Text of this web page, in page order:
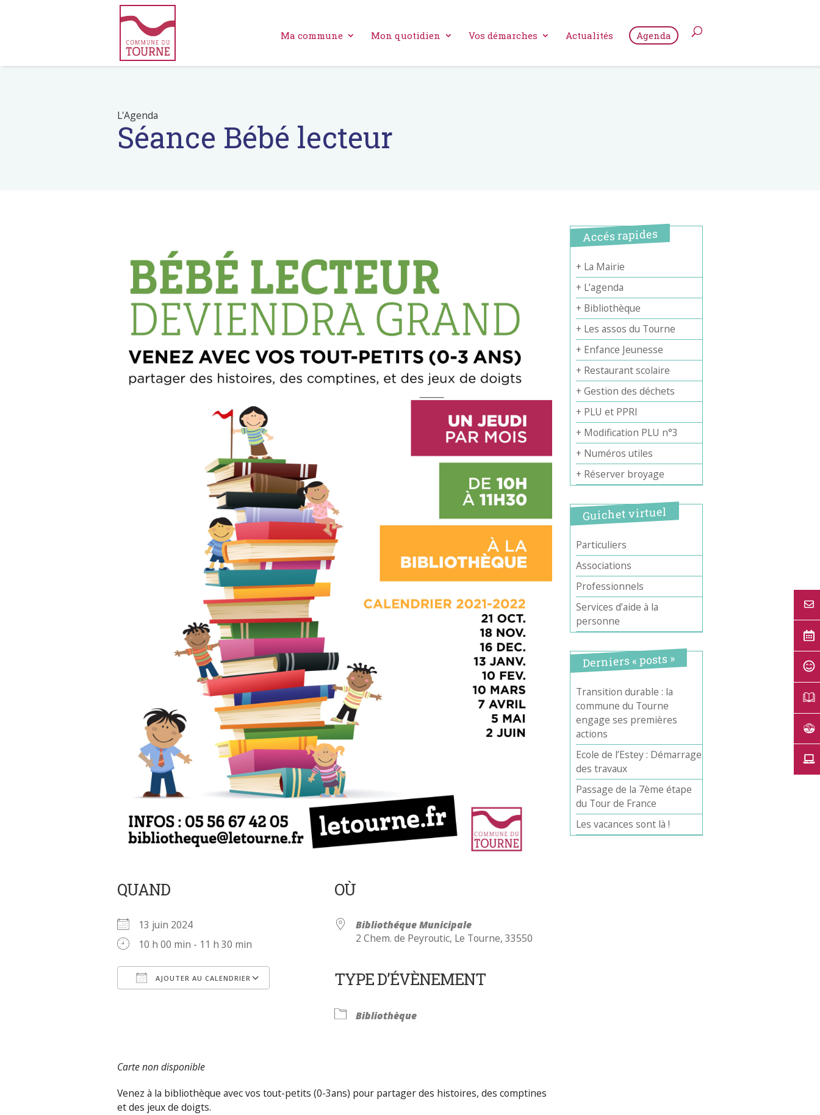
Ma commune Mon quotidien Vos démarches Actualités Agenda
L'Agenda
Séance Bébé lecteur
QUAND
13 juin 2024
10 h 00 min - 11 h 30 min
AJOUTER AU CALENDRIER
OÙ
Bibliothéque Municipale
2 Chem. de Peyroutic, Le Tourne, 33550
TYPE D’ÉVÈNEMENT
Bibliothèque
Carte non disponible
Venez à la bibliothèque avec vos tout-petits (0-3ans) pour partager des histoires, des comptines
et des jeux de doigts.
Accés rapides
+ La Mairie
+ L’agenda
+ Bibliothèque
+ Les assos du Tourne
+ Enfance Jeunesse
+ Restaurant scolaire
+ Gestion des déchets
+ PLU et PPRI
+ Modification PLU n°3
+ Numéros utiles
+ Réserver broyage
Guichet virtuel
Particuliers
Associations
Professionnels
Services d’aide à la
personne
Derniers « posts »
Transition durable : la
commune du Tourne
engage ses premières
actions
Ecole de l’Estey : Démarrage
des travaux
Passage de la 7ème étape
du Tour de France
Les vacances sont là !